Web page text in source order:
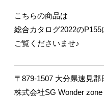
こちらの商品は
総合カタログ2022の
ご覧くださいませ♪
〒879-1507 大分県速見郡
株式会社SG Wonder zone